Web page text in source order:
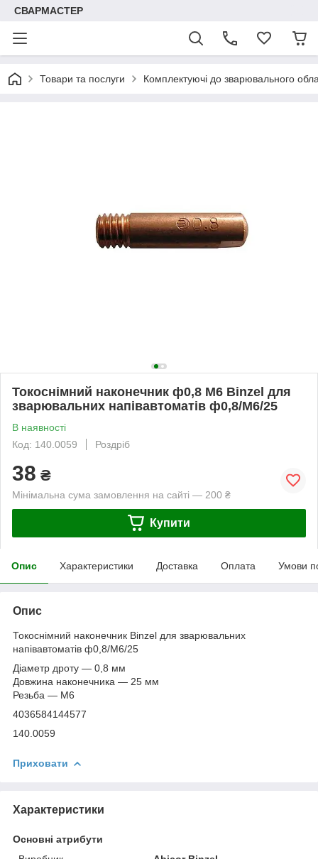
СВАРМАСТЕР
Товари та послуги Комплектуючі до зварювального
Токоснімний наконечник ф0,8 М6 Binzel для
зварювальних напівавтоматів ф0,8/М6/25
В наявності
Код: 140.0059
Роздріб
38 ₴
Мінімальна сума замовлення на сайті — 200 ₴
Купити
Опис Характеристики Доставка Оплата Умови
Опис
Токоснімний наконечник Binzel для зварювальних
напівавтоматів ф0,8/М6/25
Діаметр дроту — 0,8 мм
Довжина наконечника — 25 мм
Резьба — М6
4036584144577
140.0059
Приховати
Характеристики
Основні атрибути